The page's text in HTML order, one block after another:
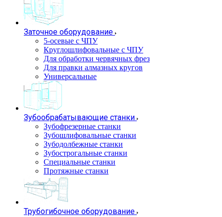
Заточное оборудование
5-осевые с ЧПУ
Круглошлифовальные с ЧПУ
Для обработки червячных фрез
Для правки алмазных кругов
Универсальные
Зубообрабатывающие станки
Зубофрезерные станки
Зубошлифовальные станки
Зубодолбежные станки
Зубострогальные станки
Специальные станки
Протяжные станки
Трубогибочное оборудование